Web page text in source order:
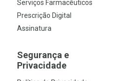
Serviços Farmacêuticos
Prescrição Digital
Assinatura
Segurança e
Privacidade